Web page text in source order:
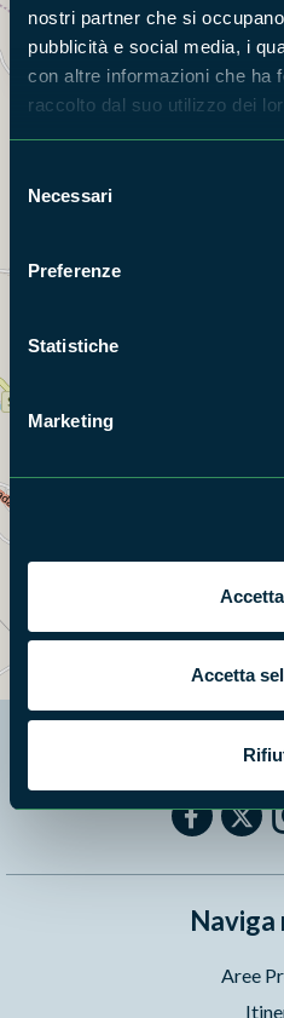
nostri partner che si
pubblicità e social media, i
con altre informazioni che ha
raccolto dal suo utilizzo dei
delNecessari
Preferenze
Statistiche
Marketing
Accetta
+
Segui i nostri
Naviga
Aree